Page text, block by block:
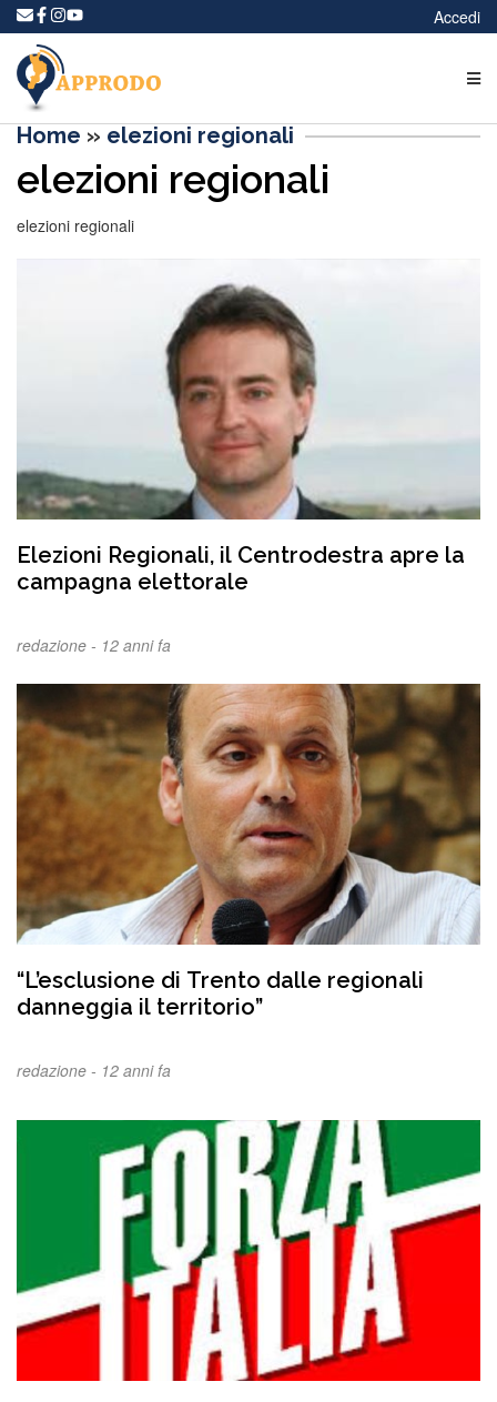
Accedi
Home » elezioni regionali
elezioni regionali
elezioni regionali
Elezioni Regionali, il Centrodestra apre la
campagna elettorale
redazione - 12 anni fa
“L’esclusione di Trento dalle regionali
danneggia il territorio”
redazione - 12 anni fa